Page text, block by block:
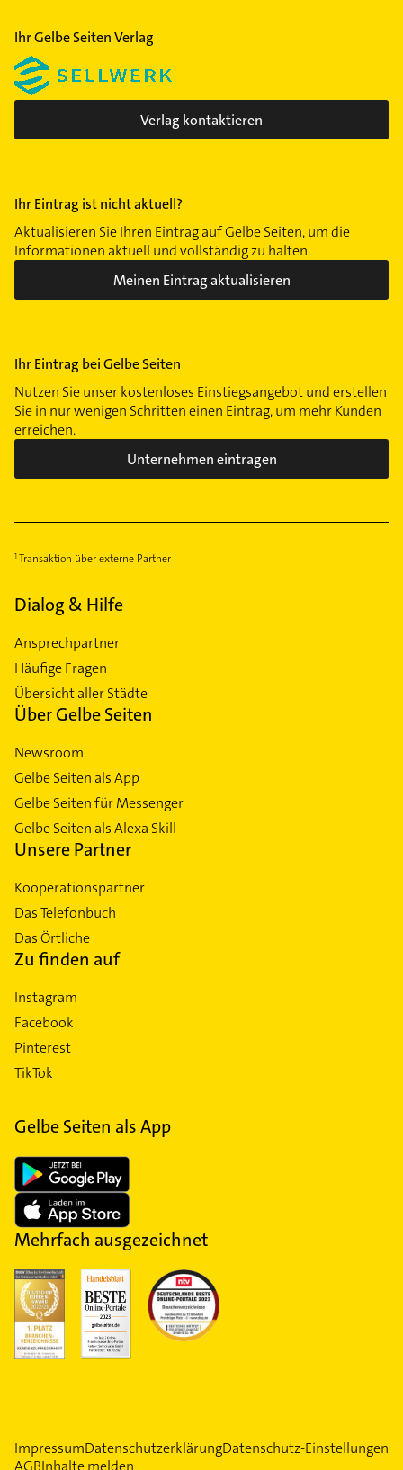
Ihr Gelbe Seiten Verlag
Verlag kontaktieren
Ihr Eintrag ist nicht aktuell?
Aktualisieren Sie Ihren Eintrag auf Gelbe Seiten, um die
Informationen aktuell und vollständig zu halten.
Meinen Eintrag aktualisieren
Ihr Eintrag bei Gelbe Seiten
Nutzen Sie unser kostenloses Einstiegsangebot und erstellen
Sie in nur wenigen Schritten einen Eintrag, um mehr Kunden
erreichen.
Unternehmen eintragen
Transaktion über externe Partner
Dialog & Hilfe
Ansprechpartner
Häufige Fragen
Übersicht aller Städte
Über Gelbe Seiten
Newsroom
Gelbe Seiten als App
Gelbe Seiten für Messenger
Gelbe Seiten als Alexa Skill
Unsere Partner
Kooperationspartner
Das Telefonbuch
Das Örtliche
Zu finden auf
Instagram
Facebook
Pinterest
TikTok
Gelbe Seiten als App
Mehrfach ausgezeichnet
ImpressumDatenschutzerklärungDatenschutz-Einstellungen
AGBInhalte melden